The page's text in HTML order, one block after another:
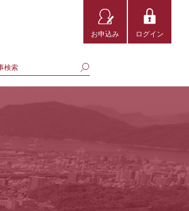
お申込み ログイン